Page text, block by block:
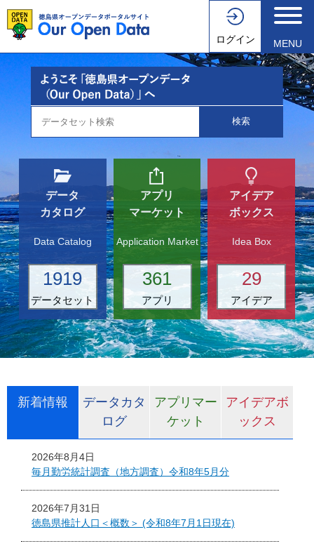
ログイン MENU
データ
カタログ
Data Catalog
1919
データセット
アプリ
マーケット
Application Market
361
アプリ
アイデア
ボックス
Idea Box
29
アイデア
新着情報
データカタ
ログ
アプリマー
ケット
アイデアボ
ックス
2026年8月4日
毎月勤労統計調査（地方調査）令和8年5月分
2026年7月31日
徳島県推計人口＜概数＞ (令和8年7月1日現在)